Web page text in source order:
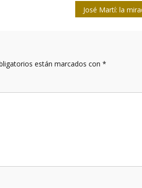
están marcados con *